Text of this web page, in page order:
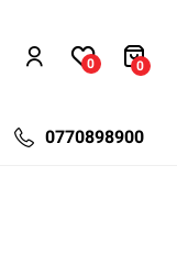
0 0
0770898900